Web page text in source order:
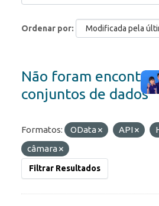
Ordenar por
Não foram
conjuntos de dados
Formatos: OData API
câmara
Filtrar Resultados